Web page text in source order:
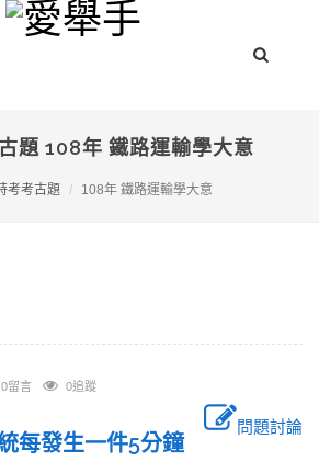
題 108年 鐵路運輸學大意
考考古題 108年 鐵路運輸學大意
0留言 0追蹤
問題討論
每發生一件5分鐘